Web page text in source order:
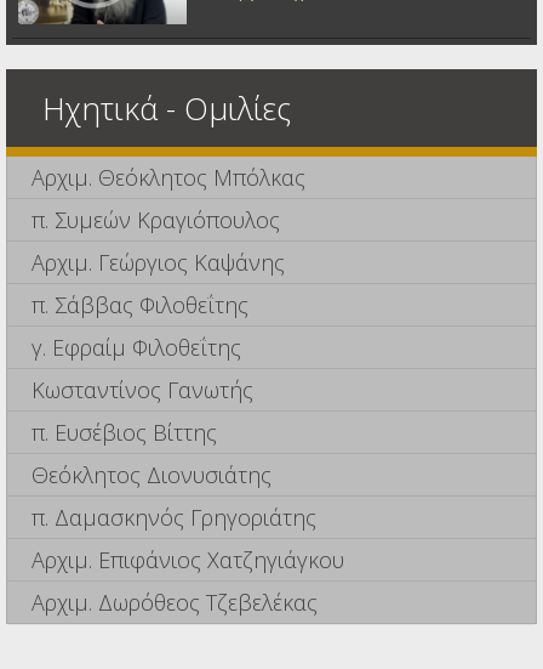
Ηχητικά - Ομιλίες
Αρχιμ. Θεόκλητος Μπόλκας
π. Συμεών Κραγιόπουλος
Αρχιμ. Γεώργιος Καψάνης
π. Σάββας Φιλοθεΐτης
γ. Εφραίμ Φιλοθεΐτης
Κωσταντίνος Γανωτής
π. Ευσέβιος Βίττης
Θεόκλητος Διονυσιάτης
π. Δαμασκηνός Γρηγοριάτης
Αρχιμ. Επιφάνιος Χατζηγιάγκου
Αρχιμ. Δωρόθεος Τζεβελέκας